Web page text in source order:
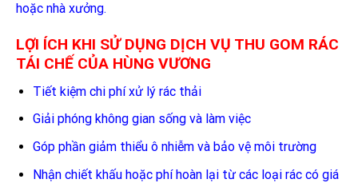
hoặc nhà xưởng.
LỢI ÍCH KHI SỬ DỤNG DỊCH VỤ THU GOM RÁC
TÁI CHẾ CỦA HÙNG VƯƠNG
Tiết kiệm chi phí xử lý rác thải
Giải phóng không gian sống và làm việc
Góp phần giảm thiểu ô nhiễm và bảo vệ môi trường
Nhận chiết khấu hoặc phí hoàn lại từ các loại rác có giá